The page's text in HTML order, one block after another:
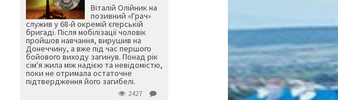
Віталій Олійник на
позивний «Грач»
служив у 68-й окремій єгерській
бригаді. Після мобілізації чоловік
пройшов навчання, вирушив на
Донеччину, а вже під час першого
бойового виходу загинув. Понад рік
сім'я жила між надією та невідомістю,
поки не отримала остаточне
підтвердження його загибелі.
2427